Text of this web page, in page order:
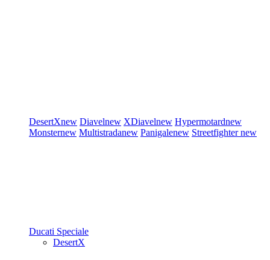
DesertXnew Diavelnew XDiavelnew Hypermotardnew
Monsternew Multistradanew Panigalenew Streetfighternew
Ducati Speciale
DesertX